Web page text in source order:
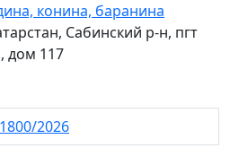
конина, баранина
Сабинский р-н, пгт
дом 117
2026